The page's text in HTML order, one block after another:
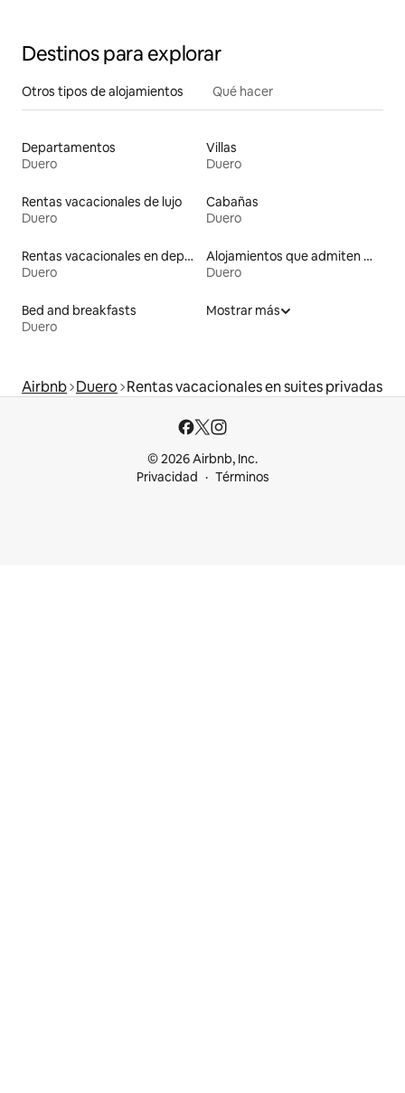
Destinos para explorar
Otros tipos de alojamientos Qué hacer
Departamentos
Duero
Villas
Duero
Rentas vacacionales de lujo
Duero
Cabañas
Duero
Rentas vacacionales en departamentos con cama de altura accesible
Duero
Alojamientos que admiten mascotas
Duero
Bed and breakfasts
Duero
Mostrar más
Airbnb Duero Rentas vacacionales en suites privadas
© 2026 Airbnb, Inc.
Privacidad
Términos